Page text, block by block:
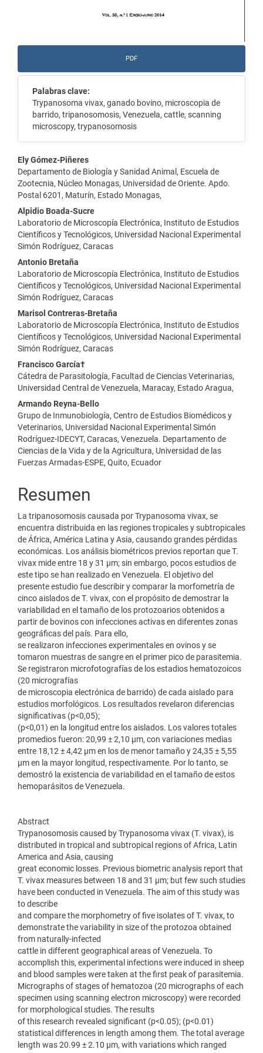
PDF
Palabras clave:
Trypanosoma vivax, ganado bovino, microscopia de
barrido, tripanosomosis, Venezuela, cattle, scanning
microscopy, trypanosomosis
Contenido
principal
del
artículo
Ely Gómez-Piñeres
Departamento de Biología y Sanidad Animal, Escuela de
Zootecnia, Núcleo Monagas, Universidad de Oriente. Apdo.
Postal 6201, Maturín, Estado Monagas,
Alpidio Boada-Sucre
Laboratorio de Microscopía Electrónica, Instituto de Estudios
Científicos y Tecnológicos, Universidad Nacional Experimental
Simón Rodríguez, Caracas
Antonio Bretaña
Laboratorio de Microscopía Electrónica, Instituto de Estudios
Científicos y Tecnológicos, Universidad Nacional Experimental
Simón Rodríguez, Caracas
Marisol Contreras-Bretaña
Laboratorio de Microscopía Electrónica, Instituto de Estudios
Científicos y Tecnológicos, Universidad Nacional Experimental
Simón Rodríguez, Caracas
Francisco García†
Cátedra de Parasitología, Facultad de Ciencias Veterinarias,
Universidad Central de Venezuela, Maracay, Estado Aragua,
Armando Reyna-Bello
Grupo de Inmunobiología, Centro de Estudios Biomédicos y
Veterinarios, Universidad Nacional Experimental Simón
Rodríguez-IDECYT, Caracas, Venezuela. Departamento de
Ciencias de la Vida y de la Agricultura, Universidad de las
Fuerzas Armadas-ESPE, Quito, Ecuador
Resumen
La tripanosomosis causada por Trypanosoma vivax, se
encuentra distribuida en las regiones tropicales y subtropicales
de África, América Latina y Asia, causando grandes pérdidas
económicas. Los análisis biométricos previos reportan que T.
vivax mide entre 18 y 31 μm; sin embargo, pocos estudios de
este tipo se han realizado en Venezuela. El objetivo del
presente estudio fue describir y comparar la morfometría de
cinco aislados de T. vivax, con el propósito de demostrar la
variabilidad en el tamaño de los protozoarios obtenidos a
partir de bovinos con infecciones activas en diferentes zonas
geográficas del país. Para ello,
se realizaron infecciones experimentales en ovinos y se
tomaron muestras de sangre en el primer pico de parasitemia.
Se registraron microfotografías de los estadios hematozoicos
(20 micrografías
de microscopia electrónica de barrido) de cada aislado para
estudios morfológicos. Los resultados revelaron diferencias
significativas (p<0,05);
(p<0,01) en la longitud entre los aislados. Los valores totales
promedios fueron: 20,99 ± 2,10 μm, con variaciones medias
entre 18,12 ± 4,42 μm en los de menor tamaño y 24,35 ± 5,55
μm en la mayor longitud, respectivamente. Por lo tanto, se
demostró la existencia de variabilidad en el tamaño de estos
hemoparásitos de Venezuela.
Abstract
Trypanosomosis caused by Trypanosoma vivax (T. vivax), is
distributed in tropical and subtropical regions of Africa, Latin
America and Asia, causing
great economic losses. Previous biometric analysis report that
T. vivax measures between 18 and 31 μm; but few such studies
have been conducted in Venezuela. The aim of this study was
to describe
and compare the morphometry of five isolates of T. vivax, to
demonstrate the variability in size of the protozoa obtained
from naturally-infected
cattle in different geographical areas of Venezuela. To
accomplish this, experimental infections were induced in sheep
and blood samples were taken at the first peak of parasitemia.
Micrographs of stages of hematozoa (20 micrographs of each
specimen using scanning electron microscopy) were recorded
for morphological studies. The results
of this research revealed significant (p<0.05); (p<0.01)
statistical differences in length among them. The total average
length was 20.99 ± 2.10 μm, with variations which ranged